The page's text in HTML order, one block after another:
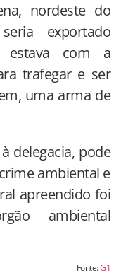
nordeste do
exportado
estava com a
trafegar e ser
uma arma de
delegacia, pode
ambiental e
apreendido foi
ambiental
Fonte:G1